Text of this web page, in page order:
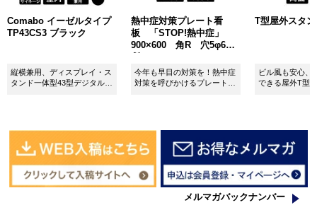
Comabo イーゼルタイプ
TP43CS3 ブラック
縦横兼用、ディスプレイ・ス
タンド一体型43型デジタルサ
熱中症対策プレート看
板 「STOP!熱中症」
900×600 角R 穴5φ6カ
今年も早目の対策を！熱中症
対策を呼びかけるプレート看
T型屋外スタ
ビル風も安心、
できる屋外T型
メルマガバックナンバー